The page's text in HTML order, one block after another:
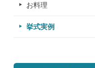
お料理
挙式実例